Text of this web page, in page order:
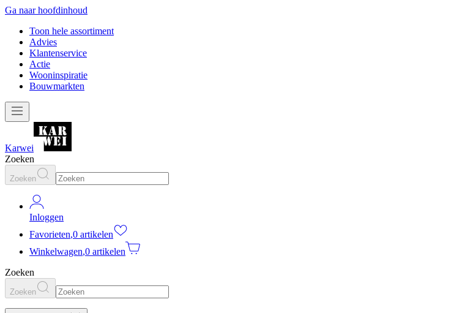
Ga naar hoofdinhoud
Toon hele assortiment
Advies
Klantenservice
Actie
Wooninspiratie
Bouwmarkten
Karwei
Zoeken
Zoeken
Inloggen
Favorieten,0 artikelen
Winkelwagen,0 artikelen
Zoeken
Zoeken